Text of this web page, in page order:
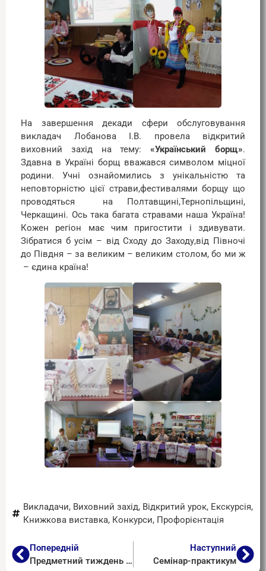
На завершення декади сфери обслуговування
викладач Лобанова І.В. провела відкритий
виховний захід на тему:«Український борщ».
Здавна в Україні борщ вважався символом міцної
родини. Учні ознайомились з унікальністю та
неповторністю цієї страви,фестивалями борщу що
проводяться на Полтавщині,Тернопільщині,
Черкащині. Ось така багата стравами наша Україна!
Кожен регіон має чим пригостити і здивувати.
Зібратися б усім – від Сходу до Заходу,від Півночі
до Півдня – за великим – великим столом, бо ми ж
– єдина країна!
Викладачи, Виховний захід, Відкритий урок, Екскурсія,
Книжкова виставка, Конкурси, Профорієнтація
Попередній
Предметний тиждень з хімії та біології
Наступний
Семінар-практикум